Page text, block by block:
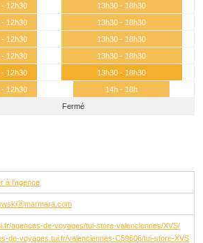
- 12h30
13h30 - 18h30
- 12h30
13h30 - 18h30
- 12h30
13h30 - 18h30
- 12h30
13h30 - 18h30
- 12h30
13h30 - 18h30
- 12h30
14h - 18h
Fermé
à l'agence
agences-de-voyages/tui-store-valenciennes/XVS/
de-voyages.tui.fr/valenciennes-C59606/tui-store-XVS